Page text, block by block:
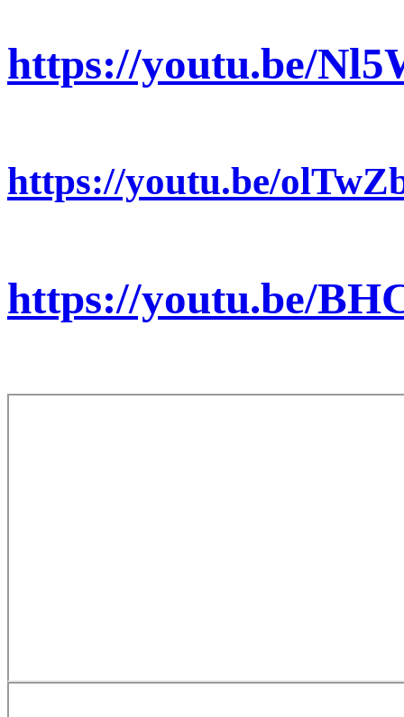
https://youtu.be/
https://youtu.be/
https://youtu.be/